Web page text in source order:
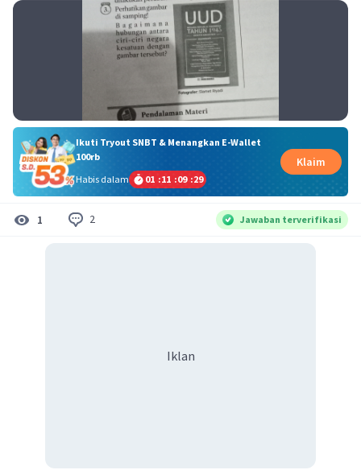
Ikuti Tryout SNBT & Menangkan E-Wallet
100rb
Habis dalam
01 :11 :09 :29
Klaim
1 2 Jawaban terverifikasi
Iklan